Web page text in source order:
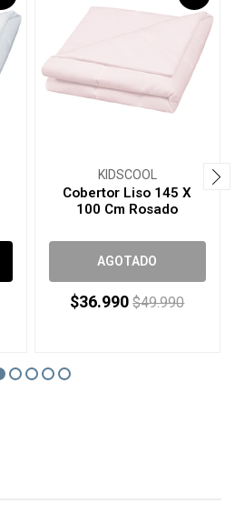
KIDSCOOL
Cobertor Liso 145 X
100 Cm Rosado
AGOTADO
$36.990 $49.990